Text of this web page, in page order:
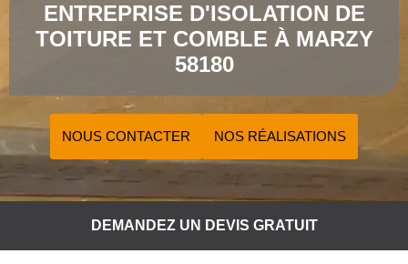
ENTREPRISE D'ISOLATION DE
TOITURE ET COMBLE À MARZY
58180
NOUS CONTACTER NOS RÉALISATIONS
DEMANDEZ UN DEVIS GRATUIT